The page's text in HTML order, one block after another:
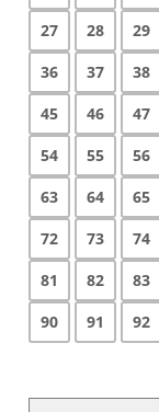
27
28 29
36
37 38
45
46 47
54
55 56
63
64 65
72
73 74
81
82 83
90
91 92